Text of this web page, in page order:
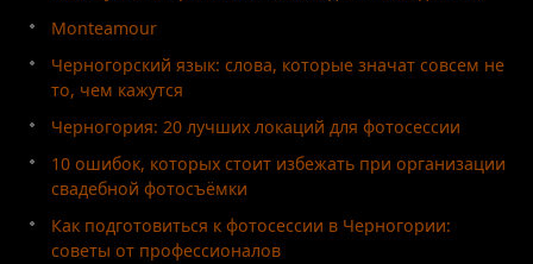
Monteamour
Черногорский язык: слова, которые значат совсем не
то, чем кажутся
Черногория: 20 лучших локаций для фотосессии
10 ошибок, которых стоит избежать при организации
свадебной фотосъёмки
Как подготовиться к фотосессии в Черногории:
советы от профессионалов